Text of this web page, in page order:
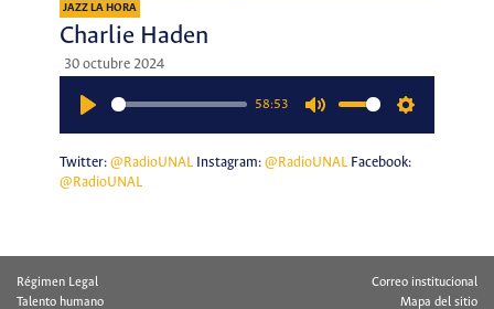
JAZZ LA HORA
Charlie Haden
30 octubre 2024
58:53
Twitter: @RadioUNALInstagram: @RadioUNALFacebook:
@RadioUNAL
Régimen Legal
Talento humano
Correo institucional
Mapa del sitio